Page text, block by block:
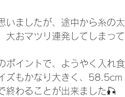
いましたが、途中から糸の太
大おマツリ連発してしまって
ポイントで、ようやく入れ食
ズもかなり大きく、58.5cm
終わることが出来ました🎣